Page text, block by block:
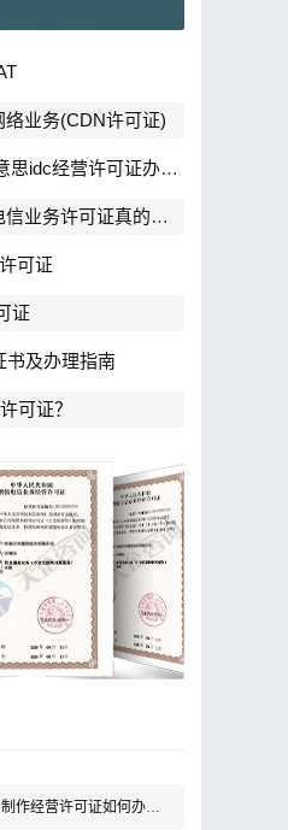
络业务(CDN许可证)
idc经营许可证办理流程
务许可证真的很难吗？
可证
证
书及办理指南
可证？
作经营许可证如何办理？